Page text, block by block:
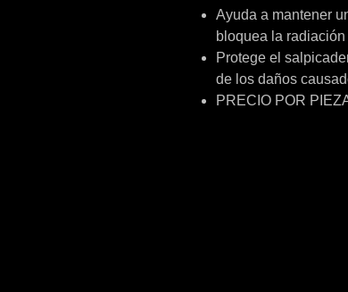
Ayuda a mantener
bloquea la radiación
Protege el
de los daños
PRECIO POR